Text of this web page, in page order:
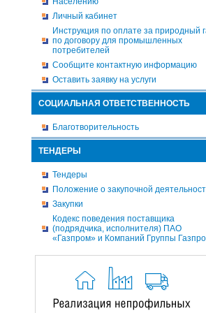
Личный кабинет
Инструкция по оплате за природный
по договору для промышленных
потребителей
Сообщите контактную информацию
Оставить заявку на услуги
СОЦИАЛЬНАЯ ОТВЕТСТВЕННОСТЬ
Благотворительность
ТЕНДЕРЫ
Тендеры
Положение о закупочной
Закупки
Кодекс поведения поставщика
(подрядчика, исполнителя) ПАО
«Газпром» и Компаний Группы